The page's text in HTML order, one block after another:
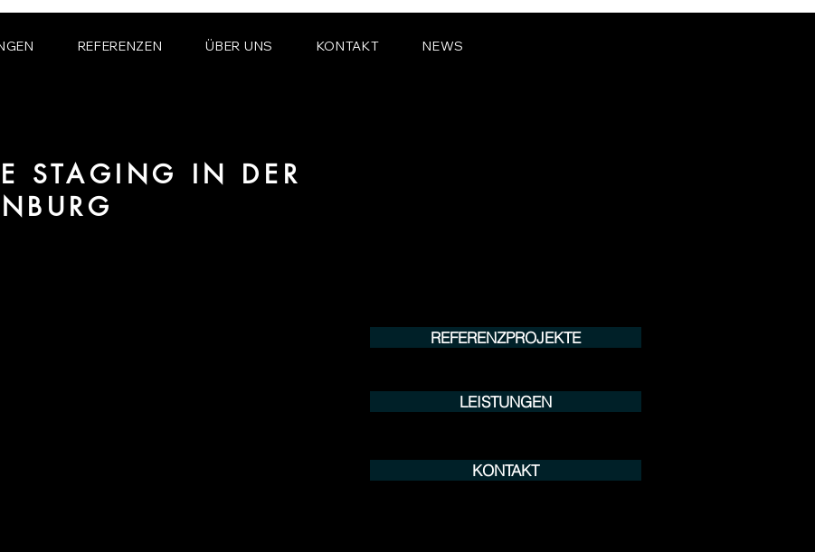
REFERENZEN ÜBER UNS KONTAKT NEWS
STAGING IN DER
KONTAKT
LEISTUNGEN
REFERENZPROJEKTE